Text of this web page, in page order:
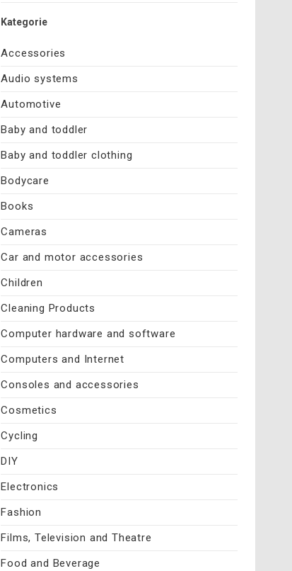
Kategorie
Accessories
Audio systems
Automotive
Baby and toddler
Baby and toddler clothing
Bodycare
Books
Cameras
Car and motor accessories
Children
Cleaning Products
Computer hardware and software
Computers and Internet
Consoles and accessories
Cosmetics
Cycling
DIY
Electronics
Fashion
Films, Television and Theatre
Food and Beverage